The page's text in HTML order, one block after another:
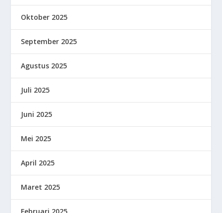
Oktober 2025
September 2025
Agustus 2025
Juli 2025
Juni 2025
Mei 2025
April 2025
Maret 2025
Februari 2025